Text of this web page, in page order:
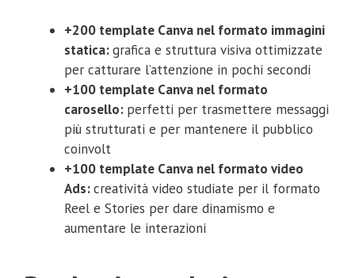
+200 template Canva nel formato immagini
statica:grafica e struttura visiva ottimizzate
per catturare l’attenzione in pochi secondi
+100 template Canva nel formato
carosello: perfetti per trasmettere messaggi
più strutturati e per mantenere il pubblico
coinvolt
+100 template Canva nel formato video
Ads:creatività video studiate per il formato
Reel e Stories per dare dinamismo e
aumentare le interazioni